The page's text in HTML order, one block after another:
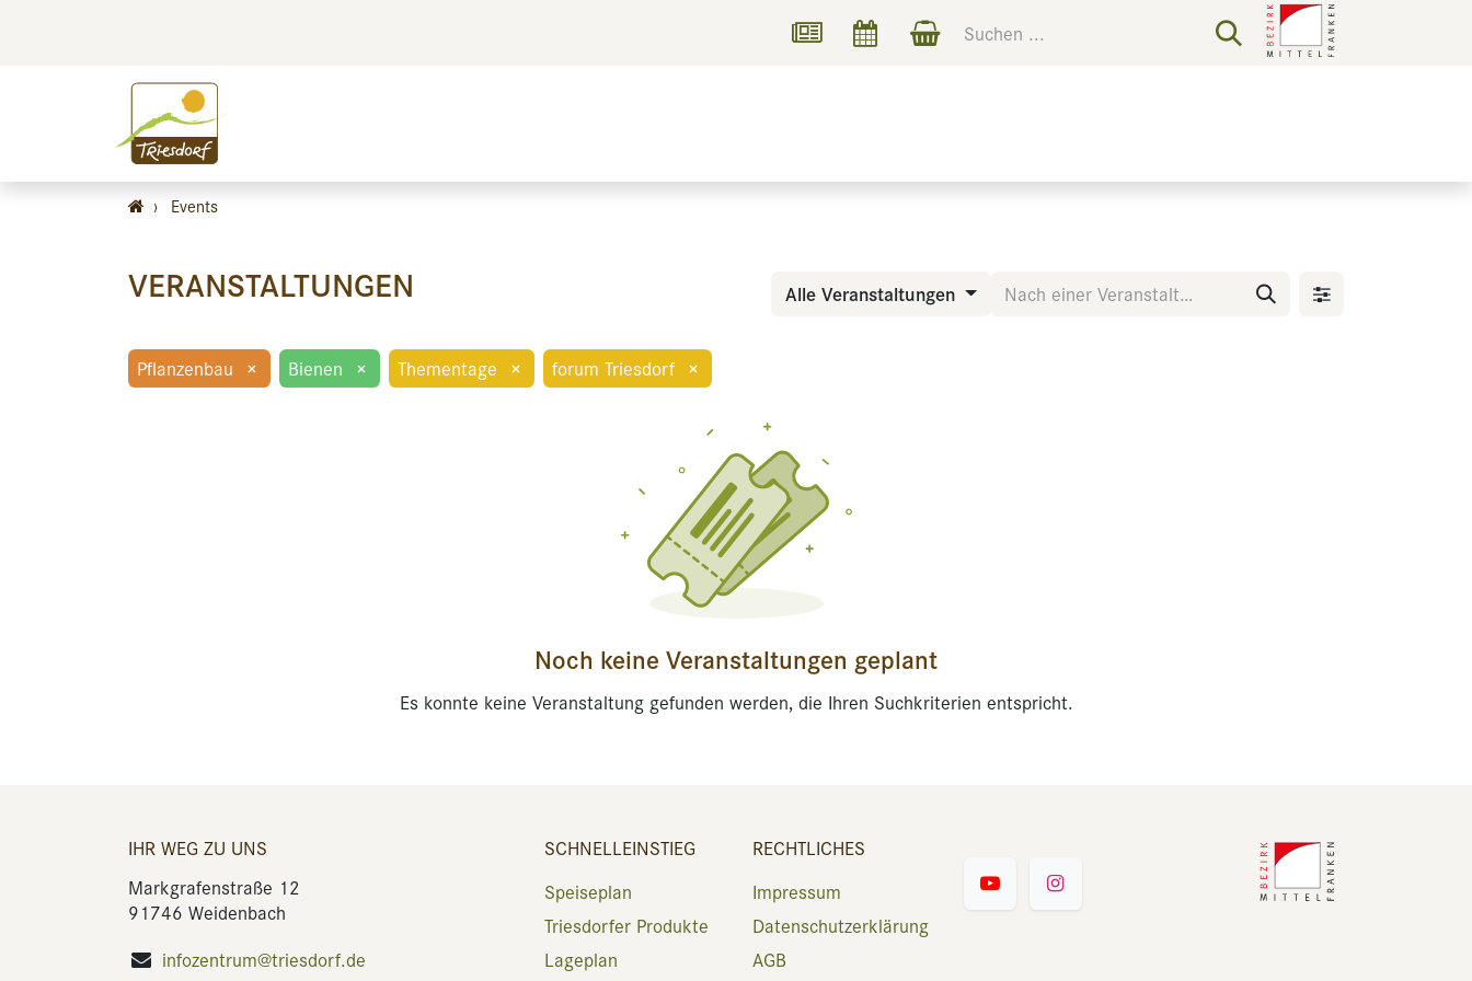
› Events
VERANSTALTUNGEN Alle Veranstaltungen
Pflanzenbau × Bienen × Thementage × forum Triesdorf ×
Noch keine Veranstaltungen geplant
Es konnte keine Veranstaltung gefunden werden, die Ihren Suchkriterien entspricht.
IHR WEG ZU UNS
Markgrafenstraße 12
91746 Weidenbach
infozentrum@triesdorf.de
SCHNELLEINSTIEG
Speiseplan
Triesdorfer Produkte
Lageplan
RECHTLICHES
Impressum
Datenschutzerklärung
AGB